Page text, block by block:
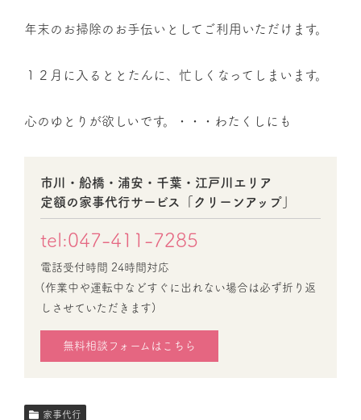
年末のお掃除のお手伝いとしてご利用いただけます。
１２月に入るととたんに、忙しくなってしまいます。
心のゆとりが欲しいです。・・・わたくしにも
市川・船橋・浦安・千葉・江戸川エリア
定額の家事代行サービス「クリーンアップ」
tel:047-411-7285
電話受付時間 24時間対応
(作業中や運転中などすぐに出れない場合は必ず折り返
しさせていただきます)
無料相談フォームはこちら
家事代行